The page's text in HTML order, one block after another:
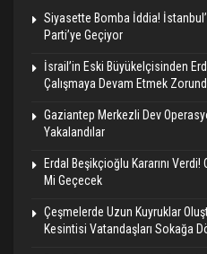
Siyasette Bomba İddia!
Parti’ye Geçiyor
İsrail’in Eski Büyükelçisinden
Çalışmaya Devam Etmek
Gaziantep Merkezli Dev
Yakalandılar
Erdal Beşikçioğlu Kararını Verdi!
Mi Geçecek
Çeşmelerde Uzun Kuyruklar
Kesintisi Vatandaşları Sokağa